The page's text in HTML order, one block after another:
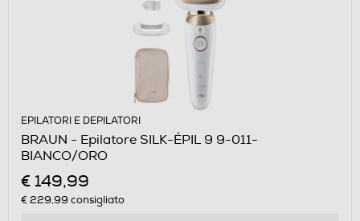
EPILATORI E DEPILATORI
BRAUN - Epilatore SILK-ÉPIL 9 9-011-
BIANCO/ORO
€ 149,99
€ 229,99 consigliato